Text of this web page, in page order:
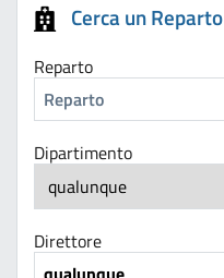
Cerca un Reparto
Reparto
Dipartimento
Direttore